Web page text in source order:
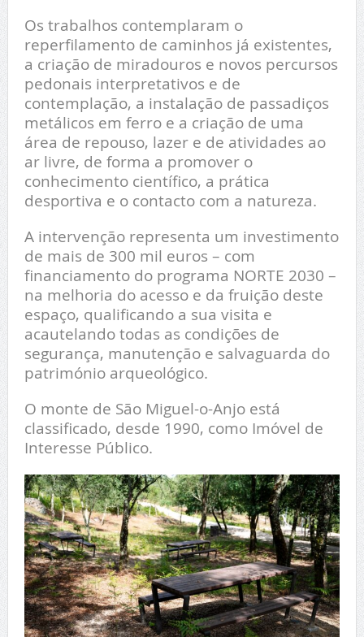
Os trabalhos contemplaram o
reperfilamento de caminhos já existentes,
a criação de miradouros e novos percursos
pedonais interpretativos e de
contemplação, a instalação de passadiços
metálicos em ferro e a criação de uma
área de repouso, lazer e de atividades ao
ar livre, de forma a promover o
conhecimento científico, a prática
desportiva e o contacto com a natureza.
A intervenção representa um investimento
de mais de 300 mil euros – com
financiamento do programa NORTE 2030 –
na melhoria do acesso e da fruição deste
espaço, qualificando a sua visita e
acautelando todas as condições de
segurança, manutenção e salvaguarda do
património arqueológico.
O monte de São Miguel-o-Anjo está
classificado, desde 1990, como Imóvel de
Interesse Público.